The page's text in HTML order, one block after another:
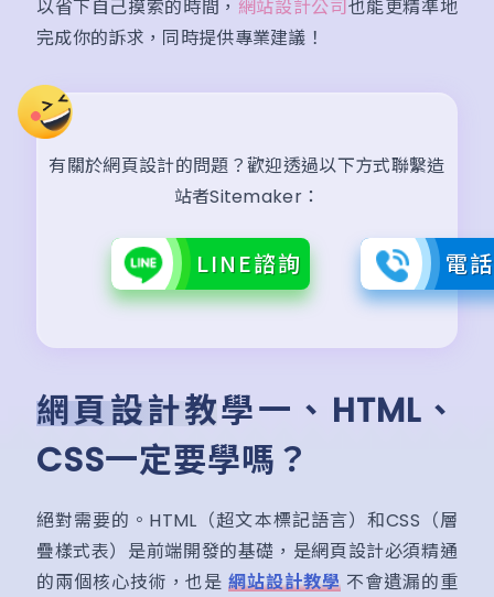
以省下自己摸索的時間， 網站設計公司也能更精準地
完成你的訴求，同時提供專業建議！
有關於網頁設計的問題？歡迎透過以下方式聯繫造
站者Sitemaker：
LINE諮詢 電
網頁設計教學一、HTML、
CSS一定要學嗎？
絕對需要的。HTML（超文本標記語言）和CSS（層
疊樣式表）是前端開發的基礎，是網頁設計必須精通
的兩個核心技術，也是 網站設計教學 不會遺漏的重